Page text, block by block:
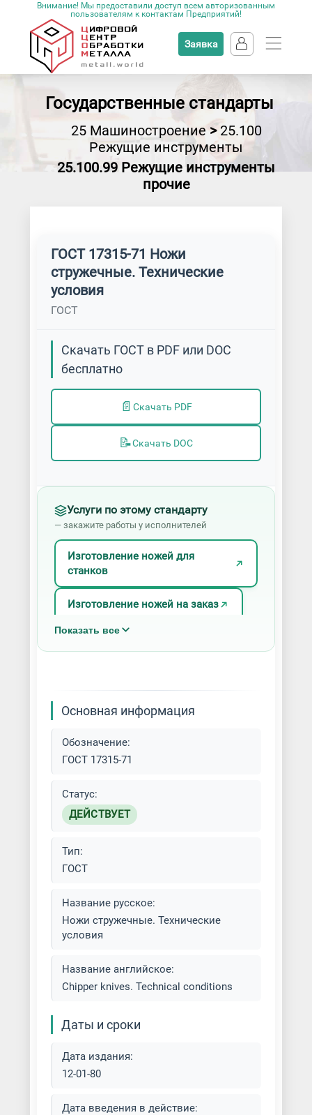
Внимание! Мы предоставили доступ всем авторизованным
пользователям к контактам Предприятий!
Заявка
Государственные стандарты
25 Машиностроение>25.100
Режущие инструменты
25.100.99 Режущие инструменты
прочие
ГОСТ 17315-71 Ножи
стружечные. Технические
условия
ГОСТ
Скачать ГОСТ в PDF или DOC
бесплатно
📄 Скачать PDF
📝Скачать DOC
Услуги по этому стандарту
— закажите работы у исполнителей
Изготовление ножей для
станков
Изготовление ножей на заказ
ножей
Показать все
Основная информация
Обозначение:
ГОСТ 17315-71
Статус:
ДЕЙСТВУЕТ
Тип:
ГОСТ
Название русское:
Ножи стружечные. Технические
условия
Название английское:
Chipper knives. Technical conditions
Даты и сроки
Дата издания:
12-01-80
Дата введения в действие: